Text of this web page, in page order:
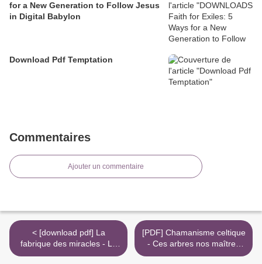
for a New Generation to Follow Jesus
in Digital Babylon
Download Pdf Temptation
Commentaires
Ajouter un commentaire
< [download pdf] La
fabrique des miracles - La
quête d'un neurochirurgien
[PDF] Chamanisme celtique
- Ces arbres nos maîtres
download >